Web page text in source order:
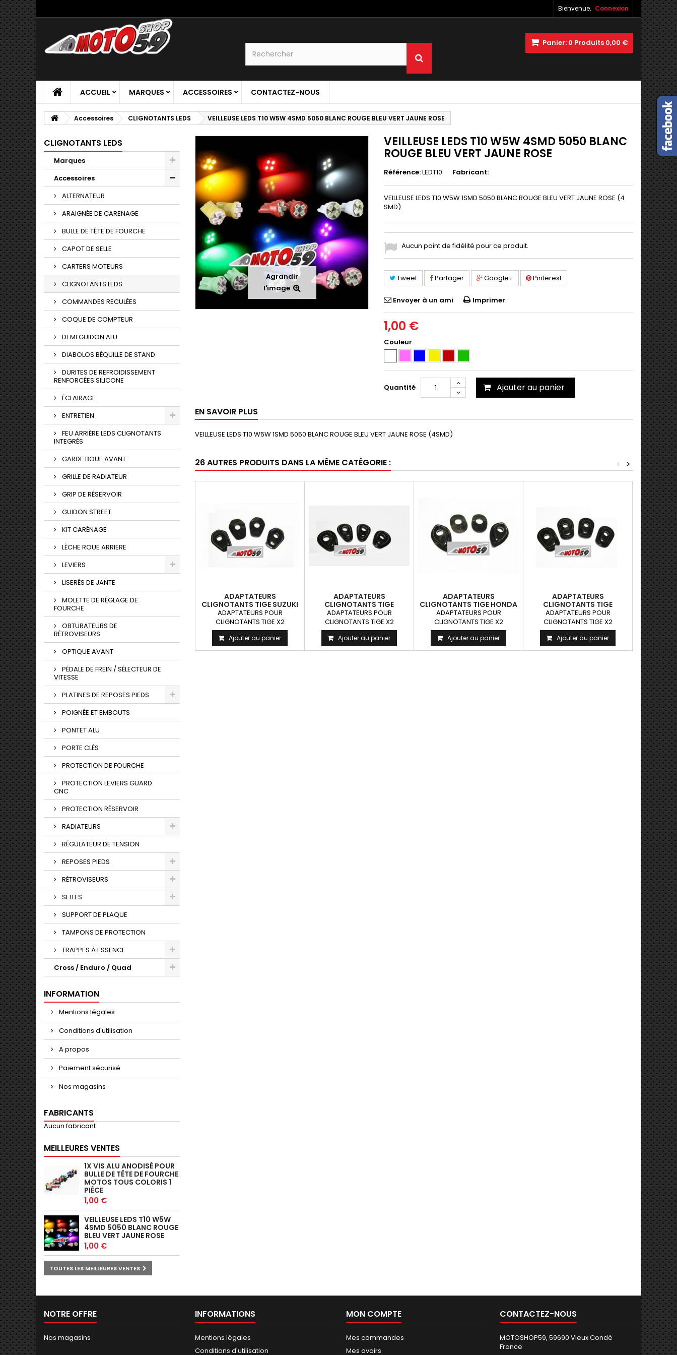
Bienvenue, Connexion
Panier: 0 Produits 0,00 €
ACCUEIL MARQUES ACCESSOIRES CONTACTEZ-NOUS
Accessoires CLIGNOTANTS LEDS VEILLEUSE LEDS T10 W5W 4SMD 5050 BLANC ROUGE BLEU VERT JAUNE ROSE
CLIGNOTANTS LEDS
Marques
Accessoires
ALTERNATEUR
ARAIGNÉE DE CARENAGE
BULLE DE TÊTE DE FOURCHE
CAPOT DE SELLE
CARTERS MOTEURS
CLIGNOTANTS LEDS
COMMANDES RECULÉES
COQUE DE COMPTEUR
DEMI GUIDON ALU
DIABOLOS BÉQUILLE DE STAND
DURITES DE REFROIDISSEMENT
RENFORCÉES SILICONE
ÉCLAIRAGE
ENTRETIEN
FEU ARRIÈRE LEDS CLIGNOTANTS
INTEGRÉS
GARDE BOUE AVANT
GRILLE DE RADIATEUR
GRIP DE RÉSERVOIR
GUIDON STREET
KIT CARÉNAGE
LÈCHE ROUE ARRIERE
LEVIERS
LISERÉS DE JANTE
MOLETTE DE RÉGLAGE DE
FOURCHE
OBTURATEURS DE
RÉTROVISEURS
OPTIQUE AVANT
PÉDALE DE FREIN / SÉLECTEUR DE
VITESSE
PLATINES DE REPOSES PIEDS
POIGNÉE ET EMBOUTS
PONTET ALU
PORTE CLÉS
PROTECTION DE FOURCHE
PROTECTION LEVIERS GUARD
CNC
PROTECTION RÉSERVOIR
RADIATEURS
RÉGULATEUR DE TENSION
REPOSES PIEDS
RÉTROVISEURS
SELLES
SUPPORT DE PLAQUE
TAMPONS DE PROTECTION
TRAPPES À ESSENCE
Cross / Enduro / Quad
INFORMATION
Mentions légales
Conditions d'utilisation
A propos
Paiement sécurisé
Nos magasins
FABRICANTS
Aucun fabricant
MEILLEURES VENTES
1X VIS ALU ANODISÉ POUR
BULLE DE TÊTE DE FOURCHE
MOTOS TOUS COLORIS 1
PIÈCE
1,00 €
VEILLEUSE LEDS T10 W5W
4SMD 5050 BLANC ROUGE
BLEU VERT JAUNE ROSE
1,00 €
TOUTES LES MEILLEURES VENTES
Agrandir
l'image
VEILLEUSE LEDS T10 W5W 4SMD 5050 BLANC
ROUGE BLEU VERT JAUNE ROSE
Référence:LEDT10 Fabricant:
VEILLEUSE LEDS T10 W5W 1SMD 5050 BLANC ROUGE BLEU VERT JAUNE ROSE (4
SMD)
Aucun point de fidélité pour ce produit.
Tweet Partager Google+ Pinterest
Envoyer à un ami Imprimer
1,00 €
Couleur
Quantité Ajouter au panier
EN SAVOIR PLUS
VEILLEUSE LEDS T10 W5W 1SMD 5050 BLANC ROUGE BLEU VERT JAUNE ROSE (4SMD)
26 AUTRES PRODUITS DANS LA MÊME CATÉGORIE : >
<
ADAPTATEURS
CLIGNOTANTS TIGE SUZUKI
X2
ADAPTATEURS POUR
CLIGNOTANTS TIGE X2
Ajouter au panier
ADAPTATEURS
CLIGNOTANTS TIGE
YAMAHA X2
ADAPTATEURS POUR
CLIGNOTANTS TIGE X2
Ajouter au panier
ADAPTATEURS
CLIGNOTANTS TIGE HONDA
X2
ADAPTATEURS POUR
CLIGNOTANTS TIGE X2
Ajouter au panier
ADAPTATEURS
CLIGNOTANTS TIGE
KAWASAKI X2
ADAPTATEURS POUR
CLIGNOTANTS TIGE X2
Ajouter au panier
Promo!
FUMÉS
NOTRE OFFRE
Nos magasins
INFORMATIONS
Mentions légales
Conditions d'utilisation
MON COMPTE
Mes commandes
Mes avoirs
CONTACTEZ-NOUS
MOTOSHOP59, 59690 Vieux Condé
France